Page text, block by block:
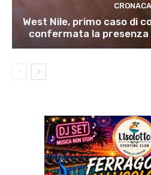
CRONACA
West Nile, primo caso di
confermata la presenza